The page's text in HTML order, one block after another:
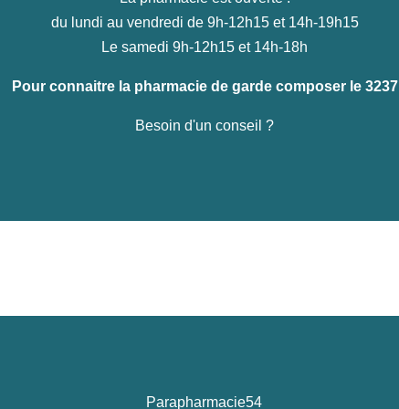
du lundi au vendredi de 9h-12h15 et 14h-19h15
Le samedi 9h-12h15 et 14h-18h
Pour connaitre la pharmacie de garde composer le 3237
Besoin d'un conseil ?
Parapharmacie54